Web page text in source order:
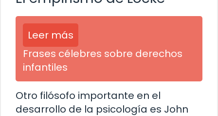
Leer más
Frases célebres sobre derechos
infantiles
Otro filósofo importante en el
desarrollo de la psicología es John